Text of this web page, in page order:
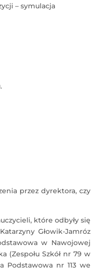
– symulacja
przez dyrektora, czy
które odbyły się
Głowik-Jamróz
w Nawojowej
(Zespołu Szkół nr 79 w
Podstawowa nr 113 we